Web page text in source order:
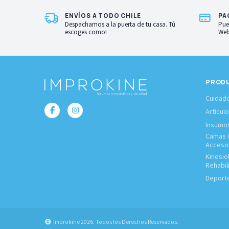
ENVÍOS A TODO CHILE
Despachamos a la puerta de tu casa. Tú
escoges como!
Camas
Improkine 2026. Todos los Derechos Reservados.